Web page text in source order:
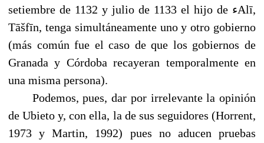
setiembre de 1132 y julio de 1133 el hijo de ﺀAlī,
Tāšfīn, tenga simultáneamente uno y otro gobierno
(más común fue el caso de que los gobiernos de
Granada y Córdoba recayeran temporalmente en
una misma persona).
Podemos, pues, dar por irrelevante la opinión
de Ubieto y, con ella, la de sus seguidores (Horrent,
1973 y Martin, 1992) pues no aducen pruebas